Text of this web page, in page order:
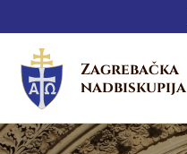
Zagrebačka
nadbiskupija